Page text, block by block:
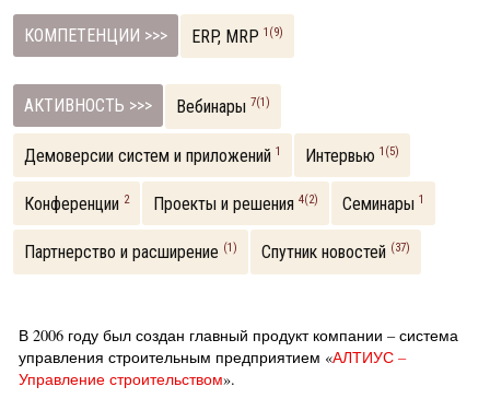
КОМПЕТЕНЦИИ >>> ERP, MRP 1(9)
АКТИВНОСТЬ >>> Вебинары 7(1)
Демоверсии систем и приложений 1 Интервью 1(5)
Конференции 2 Проекты и решения 4(2) Семинары 1
Партнерство и расширение (1) Спутник новостей (37)
В 2006 году был создан главный продукт компании – система
управления строительным предприятием «АЛТИУС –
Управление строительством».